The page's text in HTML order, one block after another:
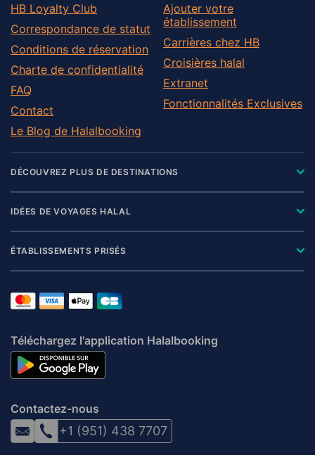
HB Loyalty Club
Correspondance de statut
Conditions de réservation
Charte de confidentialité
FAQ
Contact
Le Blog de Halalbooking
Ajouter votre
établissement
Carrières chez HB
Croisières halal
Extranet
Fonctionnalités Exclusives
DÉCOUVREZ PLUS DE DESTINATIONS
IDÉES DE VOYAGES HALAL
ÉTABLISSEMENTS PRISÉS
Téléchargez l'application Halalbooking
Contactez-nous
+1 (951) 438 7707